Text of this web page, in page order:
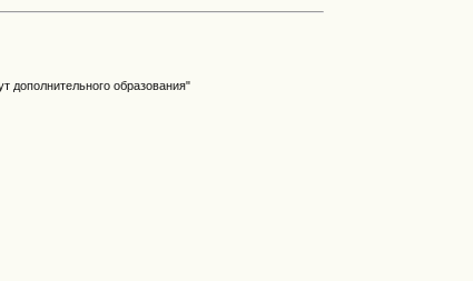
дополнительного образования"